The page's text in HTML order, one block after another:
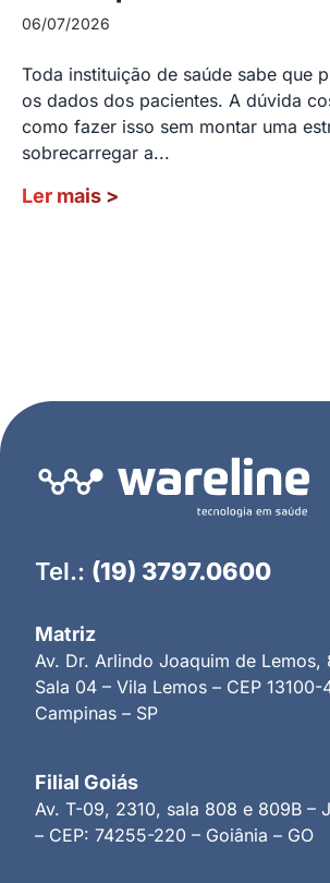
06/07/2026
Toda instituição de saúde sabe que
os dados dos pacientes. A dúvida
como fazer isso sem montar uma
sobrecarregar a...
Ler mais >
Tel.: (19) 3797.0600
Matriz
Av. Dr. Arlindo Joaquim de Lemos,
Sala 04 – Vila Lemos – CEP 13100-
Campinas – SP
Filial Goiás
Av. T-09, 2310, sala 808 e 809B –
– CEP: 74255-220 – Goiânia – GO